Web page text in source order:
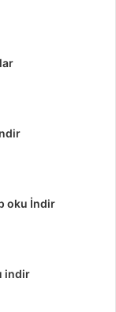
oku İndir
indir